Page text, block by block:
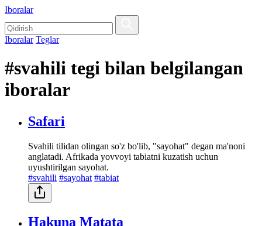
Iboralar
Iboralar Teglar
#svahili tegi bilan belgilangan
iboralar
Safari
Svahili tilidan olingan so'z bo'lib, "sayohat" degan ma'noni
anglatadi. Afrikada yovvoyi tabiatni kuzatish uchun
uyushtirilgan sayohat.
#svahili #sayohat #tabiat
Hakuna Matata